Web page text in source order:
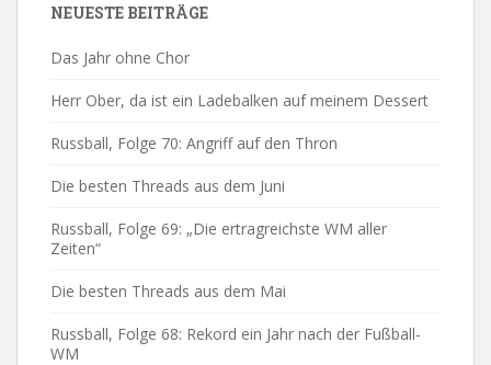
NEUESTE BEITRÄGE
Das Jahr ohne Chor
Herr Ober, da ist ein Ladebalken auf meinem Dessert
Russball, Folge 70: Angriff auf den Thron
Die besten Threads aus dem Juni
Russball, Folge 69: „Die ertragreichste WM aller
Zeiten“
Die besten Threads aus dem Mai
Russball, Folge 68: Rekord ein Jahr nach der Fußball-
WM